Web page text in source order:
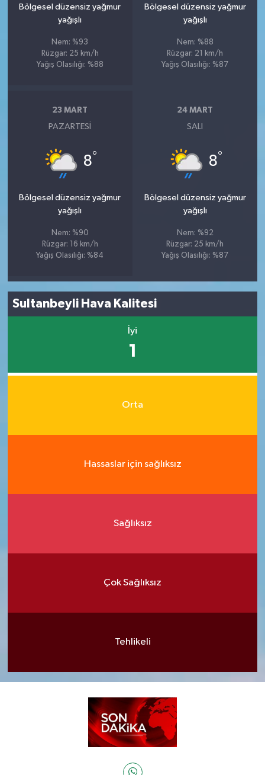
Bölgesel düzensiz yağmur
yağışlı
Nem: %93
Rüzgar: 25 km/h
Yağış Olasılığı: %88
Bölgesel düzensiz yağmur
yağışlı
Nem: %88
Rüzgar: 21 km/h
Yağış Olasılığı: %87
23 MART
PAZARTESI
8°
Bölgesel düzensiz yağmur
yağışlı
Nem: %90
Rüzgar: 16 km/h
Yağış Olasılığı: %84
24 MART
SALI
8°
Bölgesel düzensiz yağmur
yağışlı
Nem: %92
Rüzgar: 25 km/h
Yağış Olasılığı: %87
Sultanbeyli Hava Kalitesi
İyi
1
Orta
Hassaslar için sağlıksız
Sağlıksız
Çok Sağlıksız
Tehlikeli